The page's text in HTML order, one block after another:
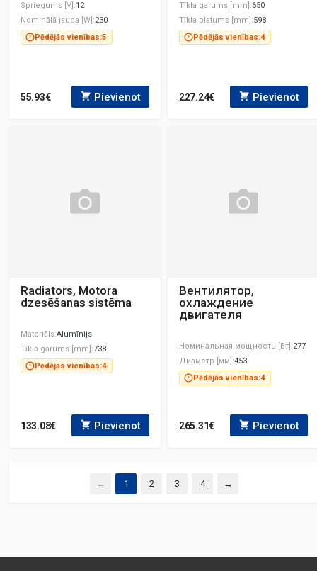
Spriegums [V] 12
Nominālā jauda [W] 230
Pēdējās vienības:5
55.93€ Pievienot
Tīkla garums [mm] 650
Tīkla platums [mm] 598
Pēdējās vienības:4
227.24€ Pievienot
Radiators, Motora
dzesēšanas sistēma
Materiāls Alumīnijs
Tīkla garums [mm] 738
Pēdējās vienības:4
133.08€ Pievienot
Вентилятор,
охлаждение
двигателя
Номинальная мощность [Вт] 277
Диаметр [мм] 453
Pēdējās vienības:4
265.31€ Pievienot
← 1 2 3 4 →